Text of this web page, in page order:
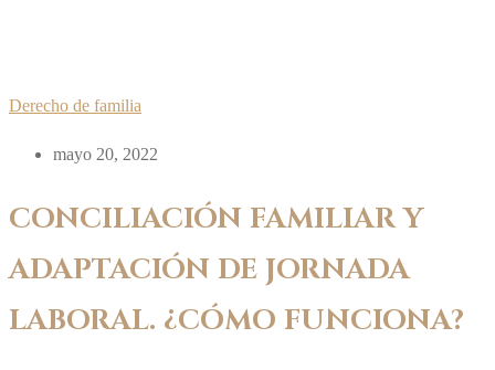
Derecho de familia
mayo 20, 2022
CONCILIACIÓN FAMILIAR Y
ADAPTACIÓN DE JORNADA
LABORAL. ¿CÓMO FUNCIONA?